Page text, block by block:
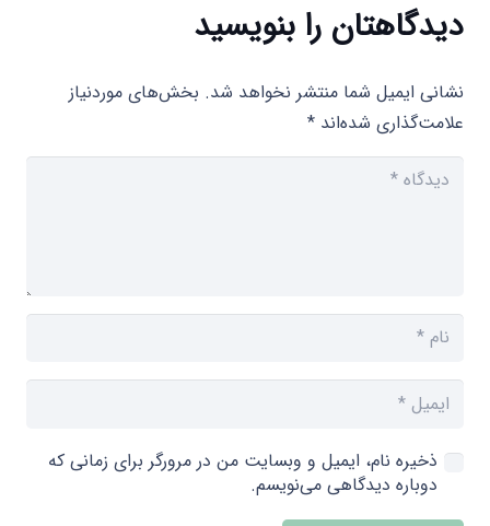
دیدگاهتان را بنویسید
نشانی ایمیل شما منتشر نخواهد شد. بخش‌های موردنیاز
علامت‌گذاری شده‌اند *
ذخیره نام، ایمیل و وبسایت من در مرورگر برای زمانی که
دوباره دیدگاهی می‌نویسم.